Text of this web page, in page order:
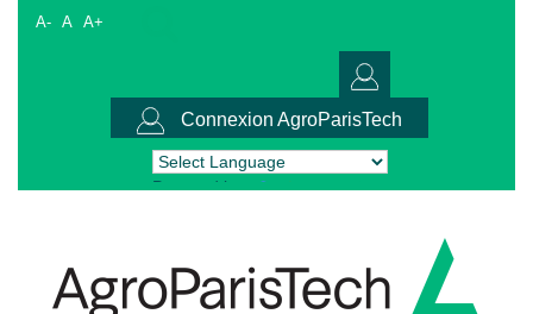
A- A A+
Connexion AgroParisTech
Powered by Translate